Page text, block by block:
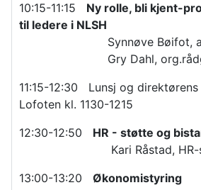
10:15-11:15 Ny rolle, bli kjent-
til ledere i NLSH
Synnøve Bøifot, ass.
Gry Dahl,
11:15-12:30 Lunsj og
Lofoten kl. 1130-1215
12:30-12:50 HR - støtte og
Kari Råstad, HR-
13:00-13:20 Økonomistyring